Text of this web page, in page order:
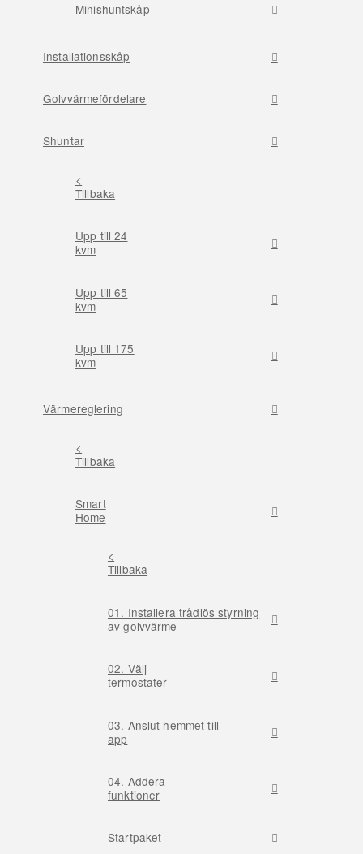
Minishuntskåp
Installationsskåp
Golvvärmefördelare
Shuntar
<
Tillbaka
Upp till 24
kvm
Upp till 65
kvm
Upp till 175
kvm
Värmereglering
<
Tillbaka
Smart
Home
<
Tillbaka
01. Installera trådlös styrning
av golvvärme
02. Välj
termostater
03. Anslut hemmet till
app
04. Addera
funktioner
Startpaket